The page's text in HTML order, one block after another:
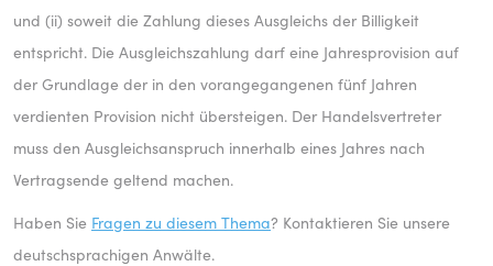
und (ii) soweit die Zahlung dieses Ausgleichs der Billigkeit
entspricht. Die Ausgleichszahlung darf eine Jahresprovision auf
der Grundlage der in den vorangegangenen fünf Jahren
verdienten Provision nicht übersteigen. Der Handelsvertreter
muss den Ausgleichsanspruch innerhalb eines Jahres nach
Vertragsende geltend machen.
Haben Sie Fragen zu diesem Thema? Kontaktieren Sie unsere
deutschsprachigen Anwälte.